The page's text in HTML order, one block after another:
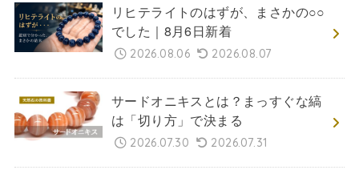
リヒテライトのはずが、まさかの○○
でした｜8月6日新着
2026.08.06 2026.08.07
サードオニキスとは？まっすぐな縞
は「切り方」で決まる
2026.07.30 2026.07.31